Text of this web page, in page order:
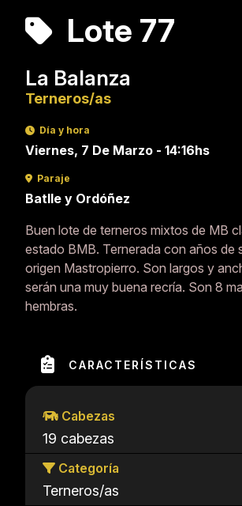
Lote 77
La Balanza
Terneros/as
Día y hora
Viernes, 7 De Marzo - 14:16hs
Paraje
Batlle y Ordóñez
Buen lote de terneros mixtos de MB
estado BMB. Ternerada con años de
origen Mastropierro. Son largos y
serán una muy buena recría. Son 8
hembras.
CARACTERÍSTICAS
Cabezas
19 cabezas
Categoría
Terneros/as